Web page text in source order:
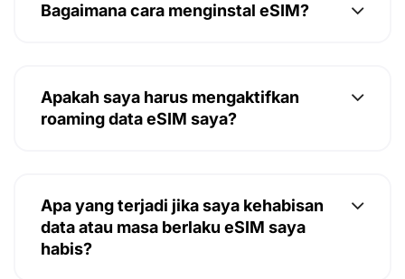
Bagaimana cara menginstal eSIM?
Apakah saya harus mengaktifkan
roaming data eSIM saya?
Apa yang terjadi jika saya kehabisan
data atau masa berlaku eSIM saya
habis?